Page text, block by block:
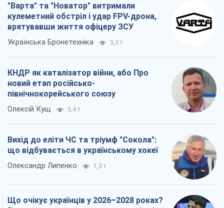
"Варта" та "Новатор" витримали
кулеметний обстріл і удар FPV-дрона,
врятувавши життя офіцеру ЗСУ
Українська Бронетехніка 3,3 т.
КНДР як каталізатор війни, або Про
новий етап російсько-
північнокорейського союзу
Олексій Кущ 3,4 т.
Вихід до еліти ЧС та тріумф "Сокола":
що відбувається в українському хокеї
Олександр Липенко 1,3 т.
Що очікує українців у 2026–2028 роках?